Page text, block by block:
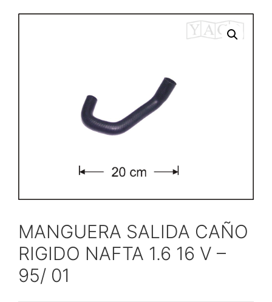
MANGUERA SALIDA CAÑO
RIGIDO NAFTA 1.6 16 V –
95/ 01